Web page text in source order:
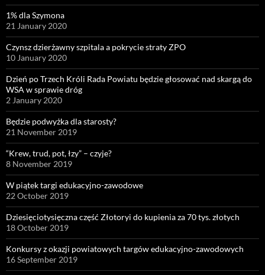
1% dla Szymona
21 January 2020
Czynsz dzierżawny szpitala a pokrycie straty ZPO
10 January 2020
Dzień po Trzech Króli Rada Powiatu będzie głosować nad skargą do
WSA w sprawie dróg
2 January 2020
Będzie podwyżka dla starosty?
21 November 2019
“Krew, trud, pot, łzy” – czyje?
8 November 2019
W piątek targi edukacyjno-zawodowe
22 October 2019
Dziesięciotysięczna część Złotoryi do kupienia za 70 tys. złotych
18 October 2019
Konkursy z okazji powiatowych targów edukacyjno-zawodowych
16 September 2019